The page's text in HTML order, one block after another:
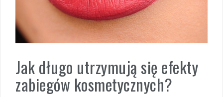
Jak długo utrzymują się efekty
zabiegów kosmetycznych?